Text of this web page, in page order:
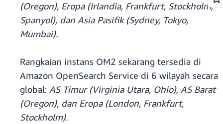
(Oregon), Eropa (Irlandia, Frankfurt, Stockholm,
Spanyol), dan Asia Pasifik (Sydney, Tokyo,
Mumbai).
Rangkaian instans OM2 sekarang tersedia di
Amazon OpenSearch Service di 6 wilayah secara
global: AS Timur (Virginia Utara, Ohio), AS Barat
(Oregon), dan Eropa (London, Frankfurt,
Stockholm).